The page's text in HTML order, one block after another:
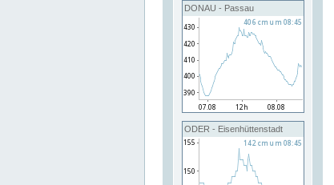
DONAU - Passau
ODER - Eisenhüttenstadt